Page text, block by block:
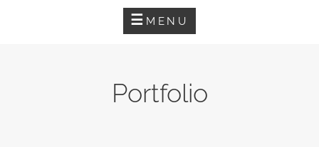
MENU
Portfolio